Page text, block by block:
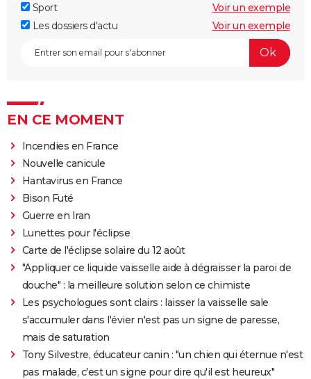
Sport
Voir un exemple
Les dossiers d'actu
Voir un exemple
EN CE MOMENT
Incendies en France
Nouvelle canicule
Hantavirus en France
Bison Futé
Guerre en Iran
Lunettes pour l'éclipse
Carte de l'éclipse solaire du 12 août
"Appliquer ce liquide vaisselle aide à dégraisser la paroi de
douche" : la meilleure solution selon ce chimiste
Les psychologues sont clairs : laisser la vaisselle sale
s'accumuler dans l'évier n'est pas un signe de paresse,
mais de saturation
Tony Silvestre, éducateur canin : "un chien qui éternue n'est
pas malade, c'est un signe pour dire qu'il est heureux"